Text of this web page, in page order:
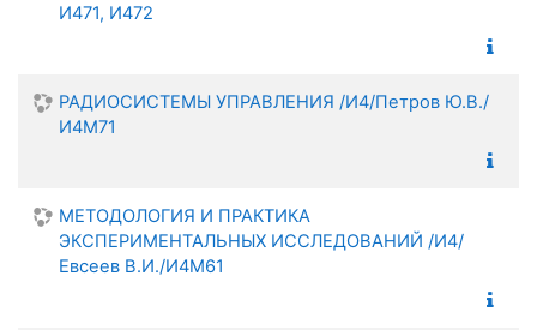
И471, И472
РАДИОСИСТЕМЫ УПРАВЛЕНИЯ /И4/Петров Ю.В./
И4М71
МЕТОДОЛОГИЯ И ПРАКТИКА
ЭКСПЕРИМЕНТАЛЬНЫХ ИССЛЕДОВАНИЙ /И4/
Евсеев В.И./И4М61